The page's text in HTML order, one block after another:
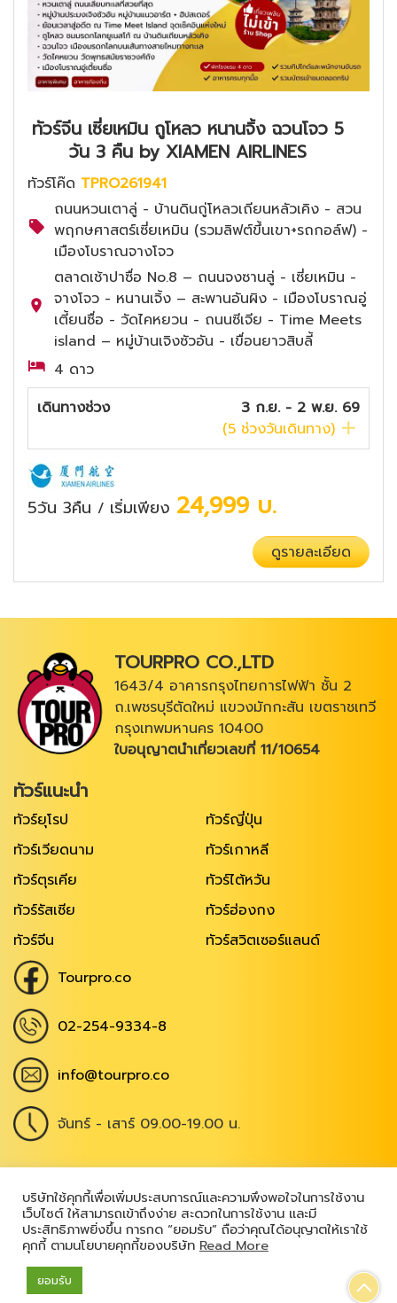
ทัวร์จีน เซี่ยเหมิน ถูโหลว หนานจิ้ง ฉวนโจว 5
วัน 3 คืน by XIAMEN AIRLINES
ทัวร์โค๊ด TPRO261941
ถนนหวนเตาลู่ - บ้านดินถู่โหลวเถียนหลัวเคิง - สวน
พฤกษศาสตร์เซี่ยเหมิน (รวมลิฟต์ขึ้นเขา+รถกอล์ฟ) -
เมืองโบราณจางโจว
ตลาดเช้าปาซื่อ No.8 – ถนนจงซานลู่ - เซี่ยเหมิน -
จางโจว - หนานเจิ้ง – สะพานอันผิง - เมืองโบราณอู่
เตี้ยนซื่อ - วัดไคหยวน - ถนนซีเจีย - Time Meets
island – หมู่บ้านเจิงซัวอัน - เขื่อนยาวสิบลี้
4 ดาว
เดินทางช่วง
3 ก.ย. - 2 พ.ย. 69
(5 ช่วงวันเดินทาง)
5วัน 3คืน / เริ่มเพียง 24,999 บ.
ดูรายละเอียด
บริษัทใช้คุกกี้เพื่อเพิ่มประสบการณ์และความพึงพอใจในการใช้งาน
เว็บไซต์ ให้สามารถเข้าถึงง่าย สะดวกในการใช้งาน และมี
ประสิทธิภาพยิ่งขึ้น การกด “ยอมรับ” ถือว่าคุณได้อนุญาตให้เราใช้
คุกกี้ ตามนโยบายคุกกี้ของบริษัท Read More
ยอมรับ
TOURPRO CO.,LTD
1643/4 อาคารกรุงไทยการไฟฟ้า ชั้น 2
ถ.เพชรบุรีตัดใหม่ แขวงมักกะสัน เขตราชเทวี
กรุงเทพมหานคร 10400
ใบอนุญาตนำเที่ยวเลขที่ 11/10654
ทัวร์แนะนำ
ทัวร์ยุโรป
ทัวร์ญี่ปุ่น
ทัวร์เวียดนาม
ทัวร์เกาหลี
ทัวร์ตุรเคีย
ทัวร์ไต้หวัน
ทัวร์รัสเซีย
ทัวร์ฮ่องกง
ทัวร์จีน
ทัวร์สวิตเซอร์แลนด์
Tourpro.co
02-254-9334-8
info@tourpro.co
จันทร์ - เสาร์ 09.00-19.00 น.
Copyright @ 2026 , All Rights Reserved|
เข้าสู่ระบบ